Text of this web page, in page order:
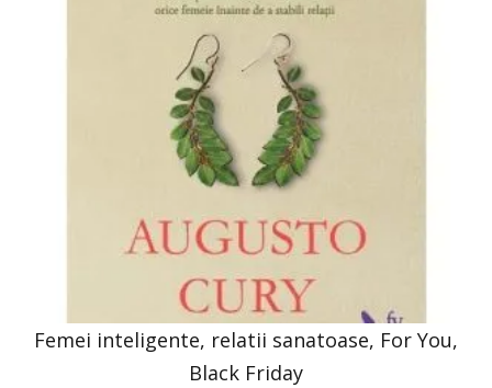
Femei inteligente, relatii sanatoase, For You,
Black Friday